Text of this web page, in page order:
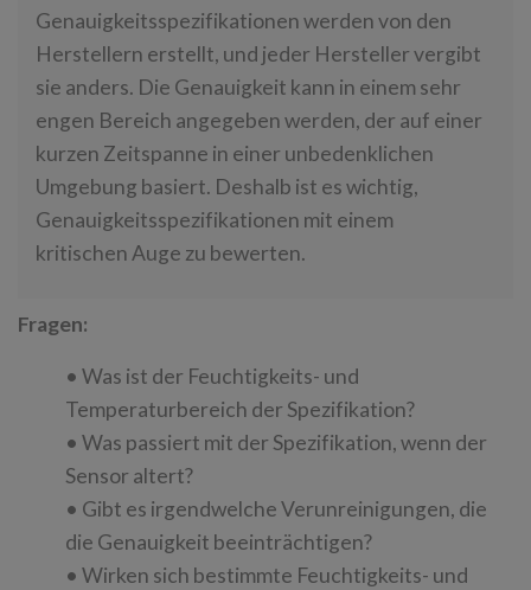
Genauigkeitsspezifikationen werden von den
Herstellern erstellt, und jeder Hersteller vergibt
sie anders. Die Genauigkeit kann in einem sehr
engen Bereich angegeben werden, der auf einer
kurzen Zeitspanne in einer unbedenklichen
Umgebung basiert. Deshalb ist es wichtig,
Genauigkeitsspezifikationen mit einem
kritischen Auge zu bewerten.
Fragen:
• Was ist der Feuchtigkeits- und
Temperaturbereich der Spezifikation?
• Was passiert mit der Spezifikation, wenn der
Sensor altert?
• Gibt es irgendwelche Verunreinigungen, die
die Genauigkeit beeinträchtigen?
• Wirken sich bestimmte Feuchtigkeits- und